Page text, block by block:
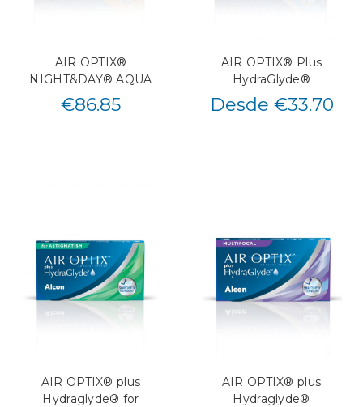
AIR OPTIX®
NIGHT&DAY® AQUA
€86.85
AIR OPTIX® Plus
HydraGlyde®
Desde €33.70
AIR OPTIX® plus
Hydraglyde® for
AIR OPTIX® plus
Hydraglyde®